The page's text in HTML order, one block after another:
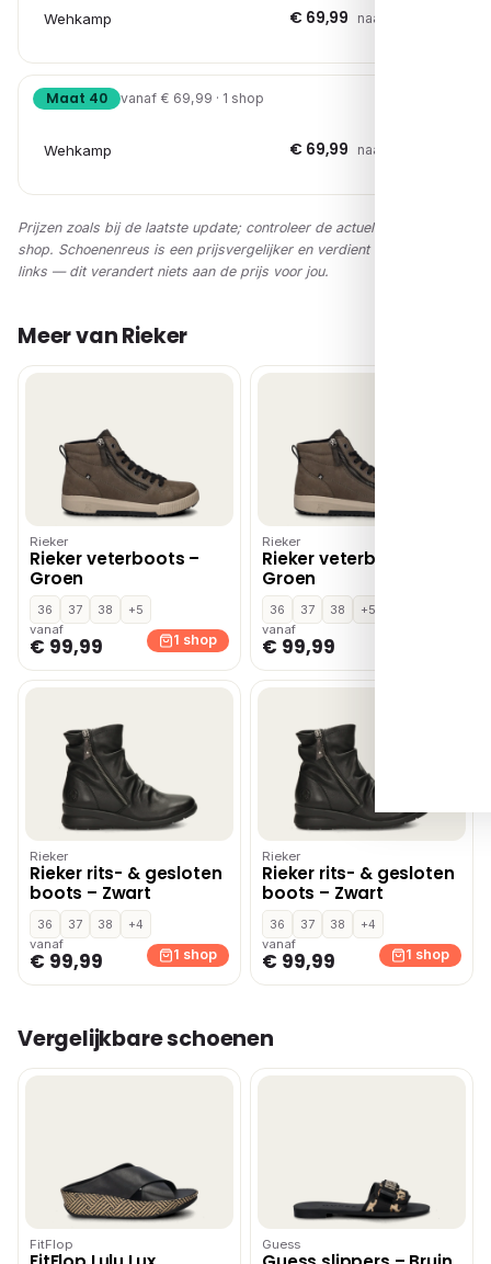
Wehkamp € 69,99 naar shop →
Maat 40 vanaf € 69,99 · 1 shop
Wehkamp € 69,99 naar shop →
Prijzen zoals bij de laatste update; controleer de actuele prijs in de
shop. Schoenenreus is een prijsvergelijker en verdient via affiliate-
links — dit verandert niets aan de prijs voor jou.
Meer van Rieker
Rieker
Rieker veterboots –
Groen
36 37 38
+5
vanaf
€ 99,99 1 shop
Rieker
Rieker veterboots –
Groen
36 37 38
+5
vanaf
€ 99,99
Rieker
Rieker rits- & gesloten
boots – Zwart
36 37 38
+4
vanaf
€ 99,99 1 shop
Rieker
Rieker rits- & gesloten
boots – Zwart
36 37 38
+4
vanaf
€ 99,99 1 shop
Vergelijkbare schoenen
FitFlop Guess